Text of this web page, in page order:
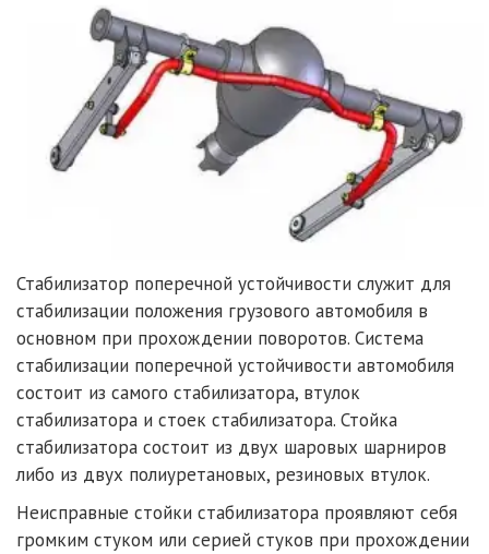
Стабилизатор поперечной устойчивости служит для
стабилизации положения грузового автомобиля в
основном при прохождении поворотов. Система
стабилизации поперечной устойчивости автомобиля
состоит из самого стабилизатора, втулок
стабилизатора и стоек стабилизатора. Стойка
стабилизатора состоит из двух шаровых шарниров
либо из двух полиуретановых, резиновых втулок.
Неисправные стойки стабилизатора проявляют себя
громким стуком или серией стуков при прохождении